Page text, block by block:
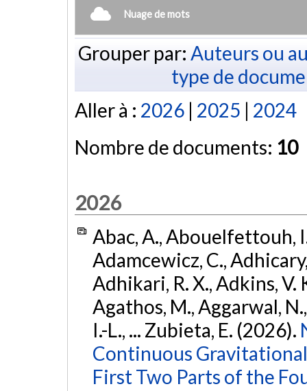
Nuage de mots
Grouper par: Auteurs ou
type de
Aller à : 2026 | 2025 | 2024
Nombre de documents: 10
2026
Abac, A., Abouelfettouh,
Adamcewicz, C.,
Adhikari, R. X., Adkins, V.
Agathos, M., Aggarwal,
I.-L., ... Zubieta, E. (2026).
Continuous
First Two Parts of the